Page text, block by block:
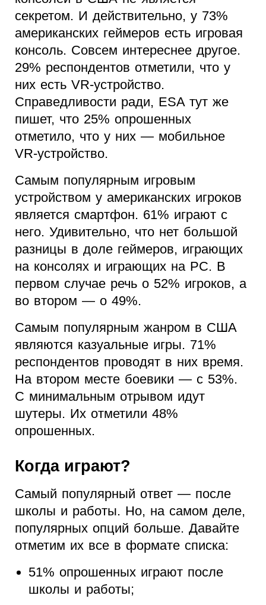
секретом. И действительно, у 73%
американских геймеров есть игровая
консоль. Совсем интереснее другое.
29% респондентов отметили, что у
них есть VR-устройство.
Справедливости ради, ESA тут же
пишет, что 25% опрошенных
отметило, что у них — мобильное
VR-устройство.
Самым популярным игровым
устройством у американских игроков
является смартфон. 61% играют с
него. Удивительно, что нет большой
разницы в доле геймеров, играющих
на консолях и играющих на PC. В
первом случае речь о 52% игроков, а
во втором — о 49%.
Самым популярным жанром в США
являются казуальные игры. 71%
респондентов проводят в них время.
На втором месте боевики — с 53%.
С минимальным отрывом идут
шутеры. Их отметили 48%
опрошенных.
Когда играют?
Самый популярный ответ — после
школы и работы. Но, на самом деле,
популярных опций больше. Давайте
отметим их все в формате списка:
51% опрошенных играют после
школы и работы;